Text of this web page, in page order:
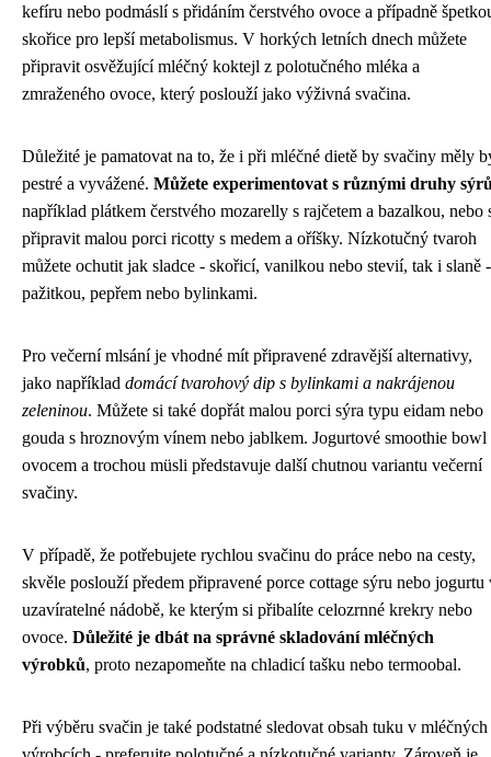
kefíru nebo podmáslí s přidáním čerstvého ovoce a případně
skořice pro lepší metabolismus. V horkých letních dnech můžete
připravit osvěžující mléčný koktejl z polotučného mléka a
zmraženého ovoce, který poslouží jako výživná svačina.
Důležité je pamatovat na to, že i při mléčné dietě by svačiny měly
pestré a vyvážené. Můžete experimentovat s různými druhy
například plátkem čerstvého mozarelly s rajčetem a bazalkou, nebo
připravit malou porci ricotty s medem a oříšky. Nízkotučný tvaroh
můžete ochutit jak sladce - skořicí, vanilkou nebo stevií, tak i slaně -
pažitkou, pepřem nebo bylinkami.
Pro večerní mlsání je vhodné mít připravené zdravější alternativy,
jako například domácí tvarohový dip s bylinkami a nakrájenou
zeleninou. Můžete si také dopřát malou porci sýra typu eidam nebo
gouda s hroznovým vínem nebo jablkem. Jogurtové smoothie bowl
ovocem a trochou müsli představuje další chutnou variantu večerní
svačiny.
V případě, že potřebujete rychlou svačinu do práce nebo na cesty,
skvěle poslouží předem připravené porce cottage sýru nebo jogurtu
uzavíratelné nádobě, ke kterým si přibalíte celozrnné krekry nebo
ovoce. Důležité je dbát na správné skladování mléčných
výrobků, proto nezapomeňte na chladicí tašku nebo termoobal.
Při výběru svačin je také podstatné sledovat obsah tuku v mléčných